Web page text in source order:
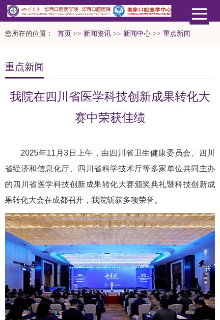
您所在的位置： 首页 >> 新闻资讯 >> 新闻中心 >> 重点新闻
重点新闻
我院在四川省医学科技创新成果转化大
赛中荣获佳绩
2025年11月3日上午，由四川省卫生健康委员会、四川
省经济和信息化厅、四川省科学技术厅等多家单位共同主办
的四川省医学科技创新成果转化大赛颁奖典礼暨科技创新成
果转化大会在成都召开，我院斩获多项荣誉。